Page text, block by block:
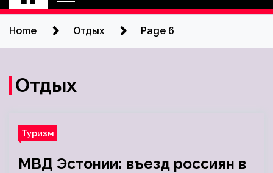
Home Отдых Page 6
Отдых
Туризм
МВД Эстонии: въезд россиян в